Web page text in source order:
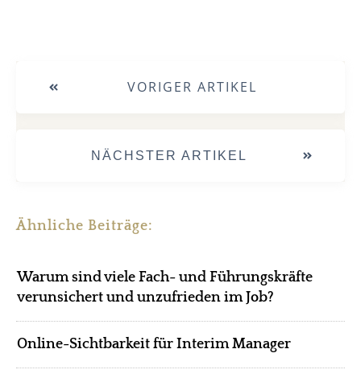
VORIGER ARTIKEL
NÄCHSTER ARTIKEL
Ähnliche Beiträge:
Warum sind viele Fach- und Führungskräfte
verunsichert und unzufrieden im Job?
Online-Sichtbarkeit für Interim Manager